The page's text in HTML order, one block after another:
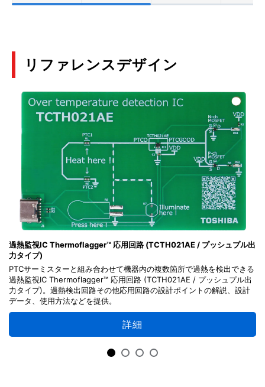
リファレンスデザイン
過熱監視IC Thermoflagger™ 応用回路 (TCTH021AE / プッシュプル出
力タイプ)
PTCサーミスターと組み合わせて機器内の複数箇所で過熱を検出できる
過熱監視IC Thermoflagger™ 応用回路 (TCTH021AE / プッシュプル出
力タイプ)。過熱検出回路その他応用回路の設計ポイントの解説、設計
データ、使用方法などを提供。
詳細